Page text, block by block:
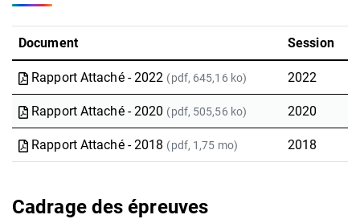
Document Session
Rapport Attaché - 2022 (pdf, 645,16 ko) 2022
Rapport Attaché - 2020 (pdf, 505,56 ko) 2020
Rapport Attaché - 2018 (pdf, 1,75 mo) 2018
Cadrage des épreuves